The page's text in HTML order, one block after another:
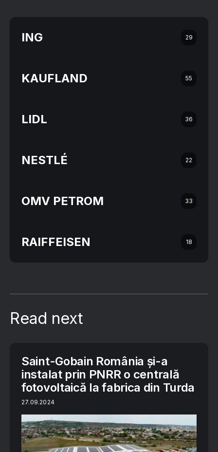
ING 29
KAUFLAND 55
LIDL 36
NESTLÉ 22
OMV PETROM 33
RAIFFEISEN 18
Read next
Saint-Gobain România și-a
instalat prin PNRR o centrală
fotovoltaică la fabrica din Turda
27.09.2024